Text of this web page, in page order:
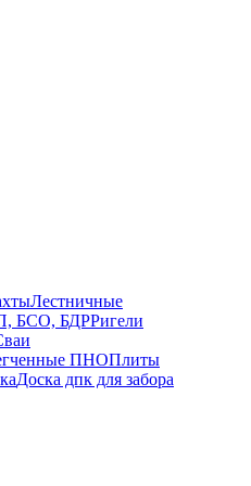
Лестничные
БСО, БДРРигели
ПНОПлиты
Доска дпк для забора